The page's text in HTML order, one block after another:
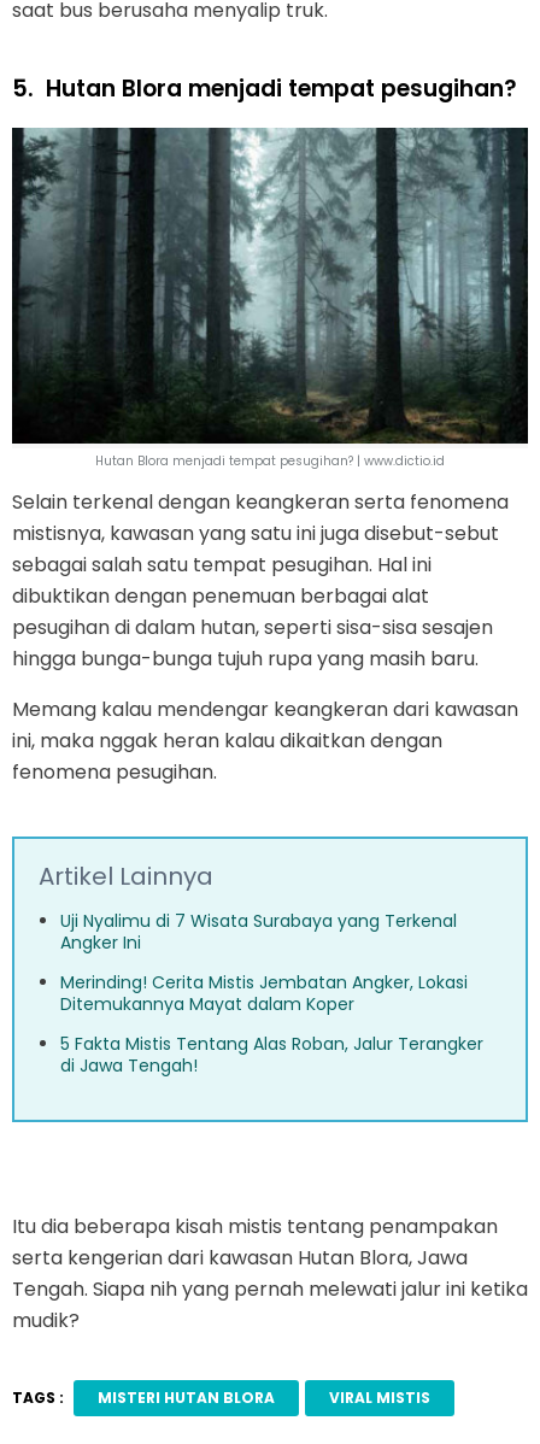
saat bus berusaha menyalip truk.
5. Hutan Blora menjadi tempat pesugihan?
Hutan Blora menjadi tempat pesugihan? | www.dictio.id
Selain terkenal dengan keangkeran serta fenomena
mistisnya, kawasan yang satu ini juga disebut-sebut
sebagai salah satu tempat pesugihan. Hal ini
dibuktikan dengan penemuan berbagai alat
pesugihan di dalam hutan, seperti sisa-sisa sesajen
hingga bunga-bunga tujuh rupa yang masih baru.
Memang kalau mendengar keangkeran dari kawasan
ini, maka nggak heran kalau dikaitkan dengan
fenomena pesugihan.
Artikel Lainnya
Uji Nyalimu di 7 Wisata Surabaya yang Terkenal
Angker Ini
Merinding! Cerita Mistis Jembatan Angker, Lokasi
Ditemukannya Mayat dalam Koper
5 Fakta Mistis Tentang Alas Roban, Jalur Terangker
di Jawa Tengah!
Itu dia beberapa kisah mistis tentang penampakan
serta kengerian dari kawasan Hutan Blora, Jawa
Tengah. Siapa nih yang pernah melewati jalur ini ketika
mudik?
TAGS : MISTERI HUTAN BLORA VIRAL MISTIS